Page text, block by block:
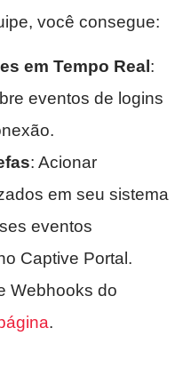
você consegue:
em Tempo Real :
eventos de logins
: Acionar
em seu sistema
eventos
Captive Portal.
Webhooks do
.